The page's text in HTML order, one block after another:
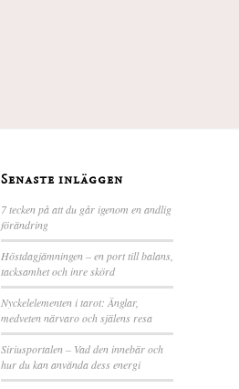
Senaste inläggen
7 tecken på att du går igenom en andlig
förändring
Höstdagjämningen – en port till balans,
tacksamhet och inre skörd
Nyckelelementen i tarot: Änglar,
medveten närvaro och själens resa
Siriusportalen – Vad den innebär och
hur du kan använda dess energi